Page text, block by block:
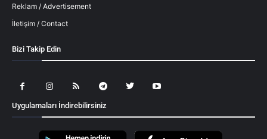
Reklam / Advertisement
İletişim / Contact
Bizi Takip Edin
Uygulamaları İndirebilirsiniz